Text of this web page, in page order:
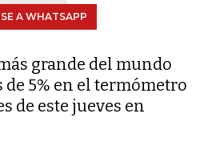
A WHATSAPP
grande del mundo
de 5% en el termómetro
de este jueves en